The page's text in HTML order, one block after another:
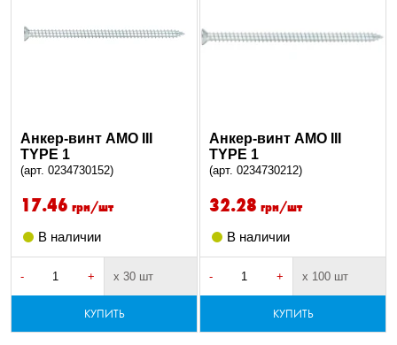
Анкер-винт AMO III
TYPE 1
(арт. 0234730152)
17.46 грн/шт
В наличии
- + х 30 шт
КУПИТЬ
Анкер-винт AMO III
TYPE 1
(арт. 0234730212)
32.28 грн/шт
В наличии
- + х 100 шт
КУПИТЬ